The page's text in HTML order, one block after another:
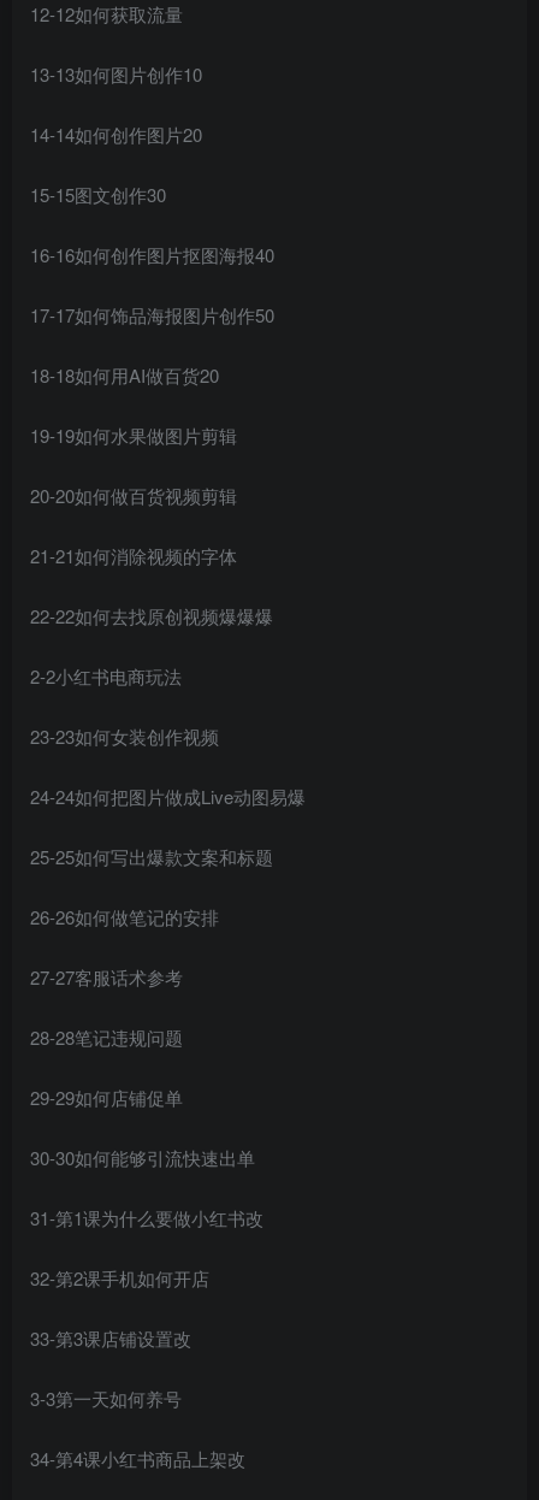
12-12如何获取流量
13-13如何图片创作10
14-14如何创作图片20
15-15图文创作30
16-16如何创作图片抠图海报40
17-17如何饰品海报图片创作50
18-18如何用AI做百货20
19-19如何水果做图片剪辑
20-20如何做百货视频剪辑
21-21如何消除视频的字体
22-22如何去找原创视频爆爆爆
2-2小红书电商玩法
23-23如何女装创作视频
24-24如何把图片做成Live动图易爆
25-25如何写出爆款文案和标题
26-26如何做笔记的安排
27-27客服话术参考
28-28笔记违规问题
29-29如何店铺促单
30-30如何能够引流快速出单
31-第1课为什么要做小红书改
32-第2课手机如何开店
33-第3课店铺设置改
3-3第一天如何养号
34-第4课小红书商品上架改